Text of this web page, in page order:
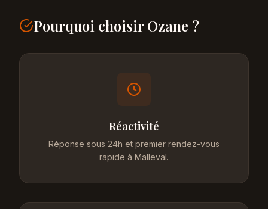
Pourquoi choisir Ozane ?
Réactivité
Réponse sous 24h et premier rendez-vous
rapide à Malleval.